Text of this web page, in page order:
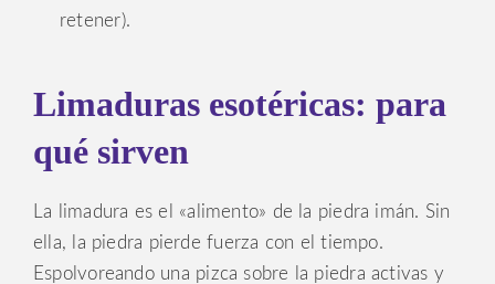
retener).
Limaduras esotéricas: para
qué sirven
La limadura es el «alimento» de la piedra imán. Sin
ella, la piedra pierde fuerza con el tiempo.
Espolvoreando una pizca sobre la piedra activas y